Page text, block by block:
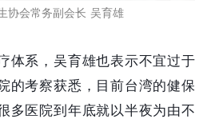
协会常务副会长 吴育雄
体系，吴育雄也表示不宜过于
的考察获悉，目前台湾的健保
多医院到年底就以半夜为由不